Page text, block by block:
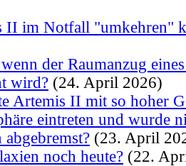
II im Notfall "umkehren"
der Raumanzug
wird? (24. April 2026)
Artemis II mit so hoher
eintreten und wurde
abgebremst? (23. April
noch heute? (22.